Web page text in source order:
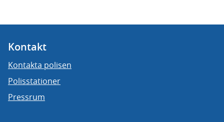
Kontakt
Kontakta polisen
Polisstationer
Pressrum